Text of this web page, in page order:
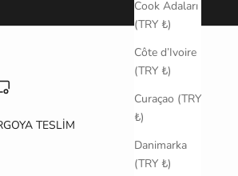
Cook Adaları
(TRY ₺)
Côte d’Ivoire
(TRY ₺)
Curaçao (TRY
₺)
Danimarka
(TRY ₺)
TESLİM